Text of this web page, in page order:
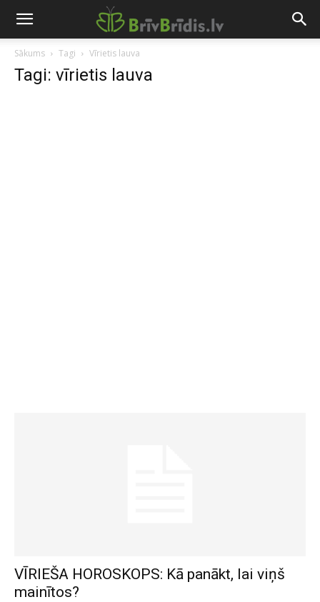
Sākums Tagi Vīrietis lauva
Tagi: vīrietis lauva
VĪRIEŠA HOROSKOPS: Kā panākt, lai viņš
mainītos?